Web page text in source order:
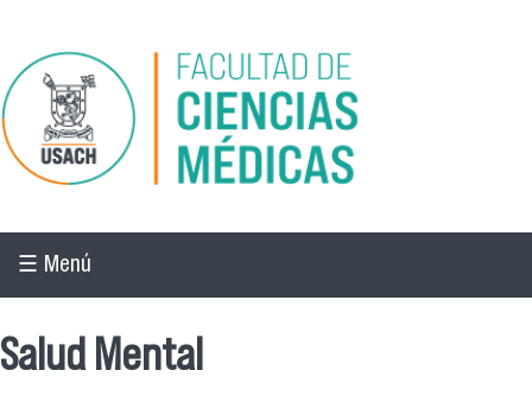
Pasar al contenido principal
☰ Menú
Salud Mental